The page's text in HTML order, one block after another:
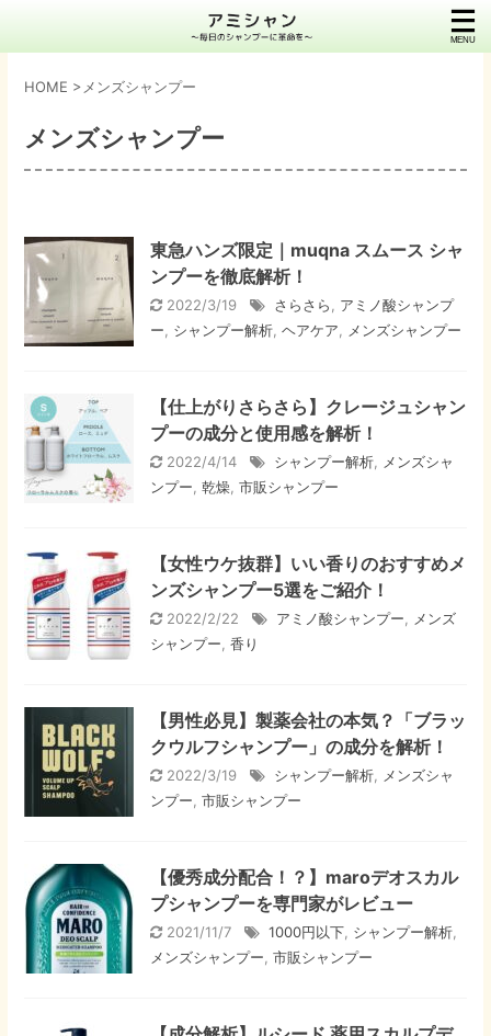
HOME > メンズシャンプー
メンズシャンプー
東急ハンズ限定｜muqna スムース シャ
ンプーを徹底解析！
2022/3/19 さらさら
アミノ酸シャンプ
ー
シャンプー解析 ,ヘアケア メンズシャンプー
【仕上がりさらさら】クレージュシャン
プーの成分と使用感を解析！
2022/4/14 シャンプー解析
メンズシャ
ンプー ,乾燥 ,市販シャンプー
【女性ウケ抜群】いい香りのおすすめメ
ンズシャンプー5選をご紹介！
2022/2/22 アミノ酸シャンプー
メンズ
シャンプー ,香り
【男性必見】製薬会社の本気？「ブラッ
クウルフシャンプー」の成分を解析！
2022/3/19 シャンプー解析
メンズシャ
ンプー ,市販シャンプー
【優秀成分配合！？】maroデオスカル
プシャンプーを専門家がレビュー
2021/11/7 1000円以下 シャンプー解析
メンズシャンプー ,市販シャンプー